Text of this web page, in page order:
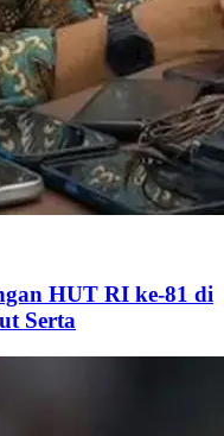
HUT RI ke-81 di
Serta